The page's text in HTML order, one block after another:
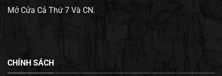
Mở Cửa Cả Thứ 7 Và CN.
CHÍNH SÁCH